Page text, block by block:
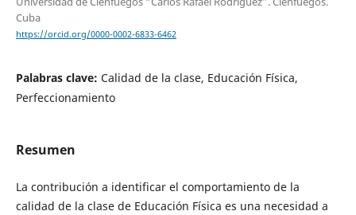
Cuba
https://orcid.org/0000-0002-6833-6462
Palabras clave: Calidad de la clase, Educación Física,
Perfeccionamiento
Resumen
La contribución a identificar el comportamiento de la
calidad de la clase de Educación Física es una necesidad a